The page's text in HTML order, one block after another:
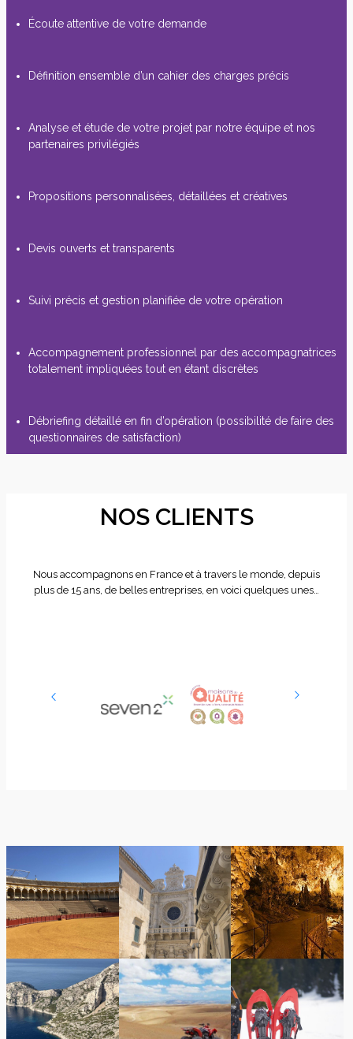
Écoute attentive de votre demande
Définition ensemble d’un cahier des charges précis
Analyse et étude de votre projet par notre équipe et nos
partenaires privilégiés
Propositions personnalisées, détaillées et créatives
Devis ouverts et transparents
Suivi précis et gestion planifiée de votre opération
Accompagnement professionnel par des accompagnatrices
totalement impliquées tout en étant discrètes
Débriefing détaillé en fin d’opération (possibilité de faire des
questionnaires de satisfaction)
NOS CLIENTS
Nous accompagnons en France et à travers le monde, depuis
plus de 15 ans, de belles entreprises, en voici quelques unes…